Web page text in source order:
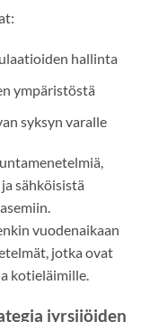
hallinta
ympäristöstä
syksyn varalle
sähköisistä
vuodenaikaan
jotka ovat
kotieläimille.
jyrsijöiden